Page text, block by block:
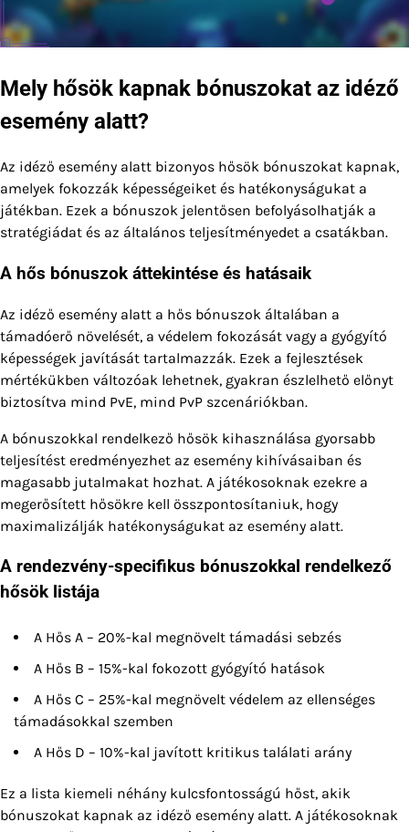
Mely hősök kapnak bónuszokat az idéző
esemény alatt?
Az idéző esemény alatt bizonyos hősök bónuszokat kapnak,
amelyek fokozzák képességeiket és hatékonyságukat a
játékban. Ezek a bónuszok jelentősen befolyásolhatják a
stratégiádat és az általános teljesítményedet a csatákban.
A hős bónuszok áttekintése és hatásaik
Az idéző esemény alatt a hős bónuszok általában a
támadóerő növelését, a védelem fokozását vagy a gyógyító
képességek javítását tartalmazzák. Ezek a fejlesztések
mértékükben változóak lehetnek, gyakran észlelhető előnyt
biztosítva mind PvE, mind PvP szcenáriókban.
A bónuszokkal rendelkező hősök kihasználása gyorsabb
teljesítést eredményezhet az esemény kihívásaiban és
magasabb jutalmakat hozhat. A játékosoknak ezekre a
megerősített hősökre kell összpontosítaniuk, hogy
maximalizálják hatékonyságukat az esemény alatt.
A rendezvény-specifikus bónuszokkal rendelkező
hősök listája
A Hős A – 20%-kal megnövelt támadási sebzés
A Hős B – 15%-kal fokozott gyógyító hatások
A Hős C – 25%-kal megnövelt védelem az ellenséges
támadásokkal szemben
A Hős D – 10%-kal javított kritikus találati arány
Ez a lista kiemeli néhány kulcsfontosságú hőst, akik
bónuszokat kapnak az idéző esemény alatt. A játékosoknak